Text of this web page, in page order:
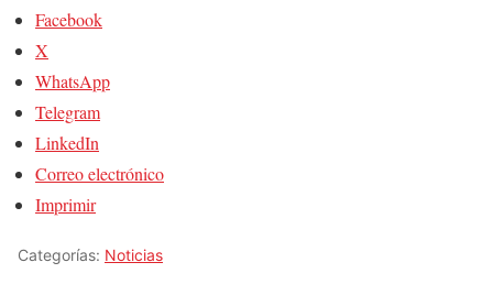
Facebook
X
WhatsApp
Telegram
LinkedIn
Correo electrónico
Imprimir
Categorías: Noticias